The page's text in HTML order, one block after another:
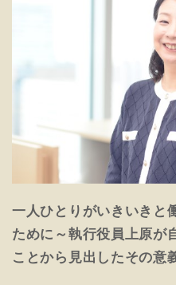
一人ひとりがいきいきと
ために～執行役員上原が
ことから見出したその意